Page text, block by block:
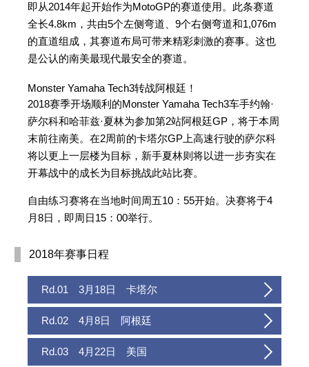
即从2014年起开始作为MotoGP的赛道使用。此条赛道
全长4.8km，共由5个左侧弯道、9个右侧弯道和1,076m
的直道组成，其赛道布局可带来精彩刺激的赛事。这也
是公认的南美最现代最安全的赛道。
Monster Yamaha Tech3转战阿根廷！
2018赛季开场顺利的Monster Yamaha Tech3车手约翰·
萨尔科和哈菲兹·夏林为参加第2站阿根廷GP，将于本周
末前往南美。在2周前的卡塔尔GP上高速行驶的萨尔科
将以更上一层楼为目标，新手夏林则将以进一步夯实在
开幕战中的成长为目标挑战此站比赛。
自由练习赛将在当地时间周五10：55开始。决赛将于4
月8日，即周日15：00举行。
2018年赛事日程
Rd.01 3月18日 卡塔尔
Rd.02 4月8日 阿根廷
Rd.03 4月22日 美国